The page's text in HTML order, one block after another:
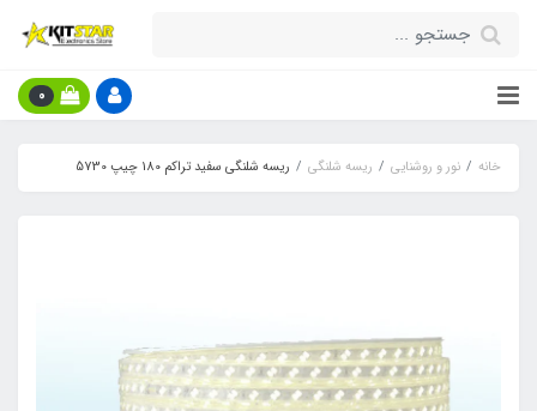
0
خانه نور و روشنایی ریسه شلنگی ریسه شلنگی سفید تراکم 180 چیپ 5730